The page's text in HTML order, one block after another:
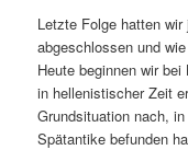
Letzte Folge hatten
abgeschlossen und
Heute beginnen wir
in hellenistischer Zeit
Grundsituation nach,
Spätantike befunden